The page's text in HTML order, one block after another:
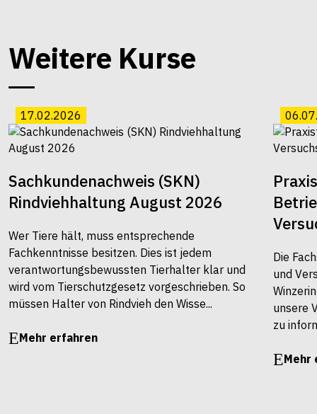
Weitere Kurse
17.02.2026
Sachkundenachweis (SKN)
Rindviehhaltung August 2026
Wer Tiere hält, muss entsprechende
Fachkenntnisse besitzen. Dies ist jedem
verantwortungsbewussten Tierhalter klar und
wird vom Tierschutzgesetz vorgeschrieben. So
müssen Halter von Rindvieh den Wisse...
Mehr erfahren
Die
und
unsere
zu
Mehr